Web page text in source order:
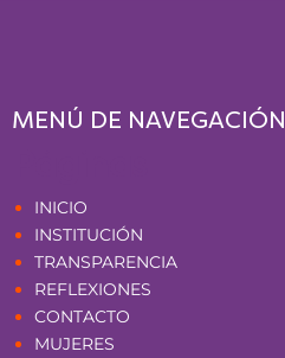
MENÚ DE NAVEGACIÓN
INICIO
INSTITUCIÓN
TRANSPARENCIA
REFLEXIONES
CONTACTO
MUJERES